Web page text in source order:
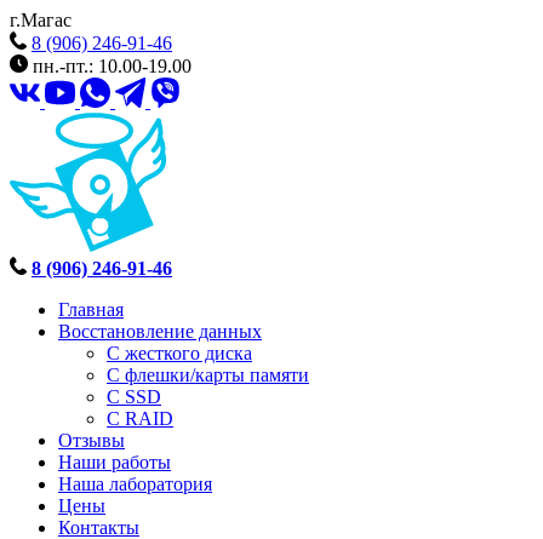
г.Магас
8 (906) 246-91-46
пн.-пт.: 10.00-19.00
8 (906) 246-91-46
Главная
Восстановление данных
С жесткого диска
С флешки/карты памяти
С SSD
С RAID
Отзывы
Наши работы
Наша лаборатория
Цены
Контакты